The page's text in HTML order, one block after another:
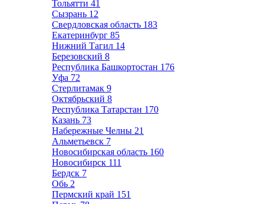
Тольятти 41
Сызрань 12
Свердловская область 183
Екатеринбург 85
Нижний Тагил 14
Березовский 8
Республика Башкортостан 176
Уфа 72
Стерлитамак 9
Октябрьский 8
Республика Татарстан 170
Казань 73
Набережные Челны 21
Альметьевск 7
Новосибирская область 160
Новосибирск 111
Бердск 7
Обь 2
Пермский край 151